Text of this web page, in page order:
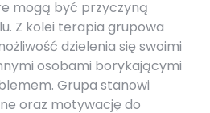
mogą być przyczyną
Z kolei terapia grupowa
dzielenia się swoimi
osobami borykającymi
Grupa stanowi
oraz motywację do